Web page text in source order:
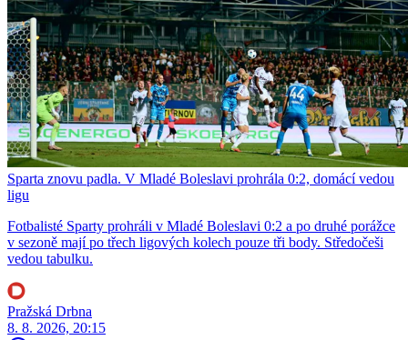
Sparta znovu padla. V Mladé Boleslavi prohrála 0:2, domácí vedou
ligu
Fotbalisté Sparty prohráli v Mladé Boleslavi 0:2 a po druhé porážce
v sezoně mají po třech ligových kolech pouze tři body. Středočeši
vedou tabulku.
Pražská Drbna
8. 8. 2026, 20:15